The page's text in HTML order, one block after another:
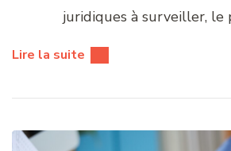
juridiques à surveiller, le
Lire la suite